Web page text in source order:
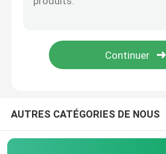
Roue et axe ferroviaires
Passerelle de train
AUTRES CATÉGORIES DE NOUS